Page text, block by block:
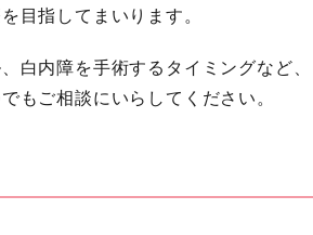
目指してまいります。
白内障を手術するタイミングなど、
もご相談にいらしてください。